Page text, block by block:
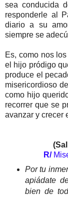
sea conducida
responderle al
diario a su
siempre se
Es, como nos
el hijo pródigo
produce el
misericordioso
como hijo
recorrer que se
avanzar y crecer
R/
Por tu
apiádate
bien de